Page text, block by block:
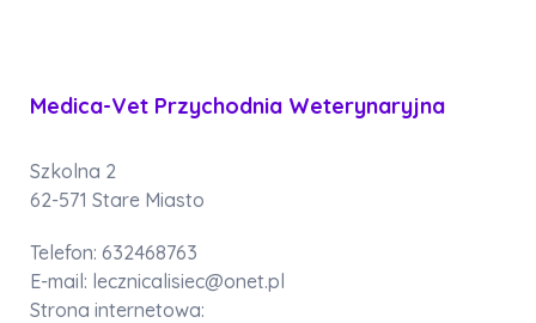
Medica-Vet Przychodnia Weterynaryjna
Szkolna 2
62-571 Stare Miasto
Telefon: 632468763
E-mail: lecznicalisiec@onet.pl
Strona internetowa: